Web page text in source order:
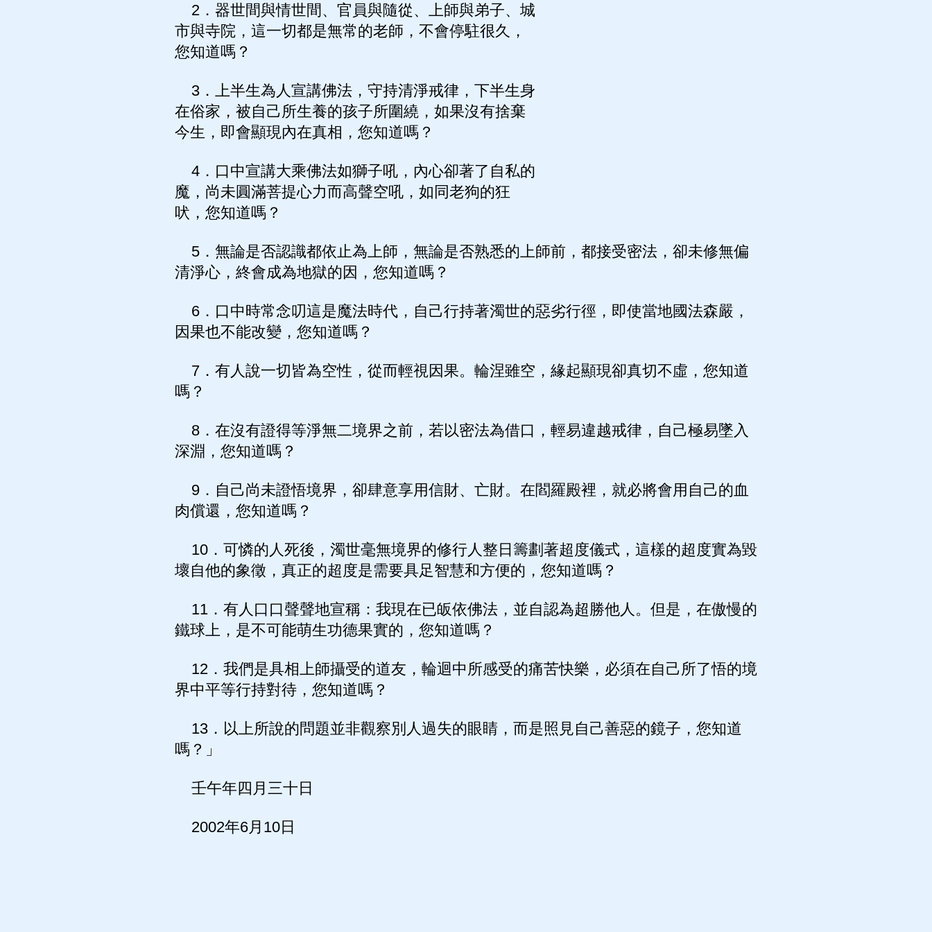
2．器世間與情世間、官員與隨從、上師與弟子、城
市與寺院，這一切都是無常的老師，不會停駐很久，
您知道嗎？
3．上半生為人宣講佛法，守持清淨戒律，下半生身
在俗家，被自己所生養的孩子所圍繞，如果沒有捨棄
今生，即會顯現內在真相，您知道嗎？
4．口中宣講大乘佛法如獅子吼，內心卻著了自私的
魔，尚未圓滿菩提心力而高聲空吼，如同老狗的狂
吠，您知道嗎？
5．無論是否認識都依止為上師，無論是否熟悉的上師前，都接受密法，卻未修無偏
清淨心，終會成為地獄的因，您知道嗎？
6．口中時常念叨這是魔法時代，自己行持著濁世的惡劣行徑，即使當地國法森嚴，
因果也不能改變，您知道嗎？
7．有人說一切皆為空性，從而輕視因果。輪涅雖空，緣起顯現卻真切不虛，您知道
嗎？
8．在沒有證得等淨無二境界之前，若以密法為借口，輕易違越戒律，自己極易墜入
深淵，您知道嗎？
9．自己尚未證悟境界，卻肆意享用信財、亡財。在閻羅殿裡，就必將會用自己的血
肉償還，您知道嗎？
10．可憐的人死後，濁世毫無境界的修行人整日籌劃著超度儀式，這樣的超度實為毀
壞自他的象徵，真正的超度是需要具足智慧和方便的，您知道嗎？
11．有人口口聲聲地宣稱：我現在已皈依佛法，並自認為超勝他人。但是，在傲慢的
鐵球上，是不可能萌生功德果實的，您知道嗎？
12．我們是具相上師攝受的道友，輪迴中所感受的痛苦快樂，必須在自己所了悟的境
界中平等行持對待，您知道嗎？
13．以上所說的問題並非觀察別人過失的眼睛，而是照見自己善惡的鏡子，您知道
嗎？」
壬午年四月三十日
2002年6月10日